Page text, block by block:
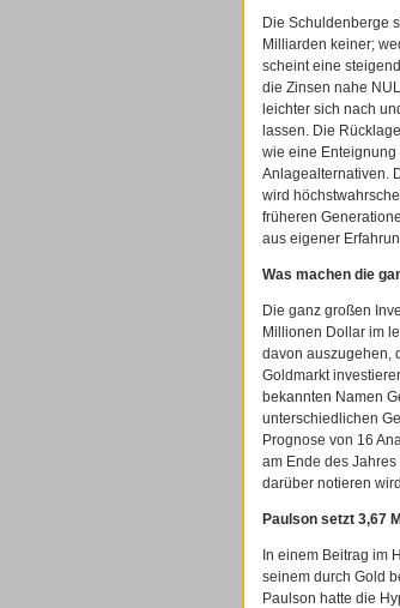
Die Schuldenberge
Milliarden keiner;
scheint eine
die Zinsen nahe
leichter sich nach
lassen. Die
wie eine
Anlagealternativen.
wird
früheren
aus eigener
Was machen die
Die ganz großen
Millionen Dollar im
davon auszugehen,
Goldmarkt
bekannten Namen
unterschiedlichen
Prognose von 16
am Ende des
darüber notieren
Paulson setzt 3,67
In einem Beitrag im
seinem durch Gold
Paulson hatte die